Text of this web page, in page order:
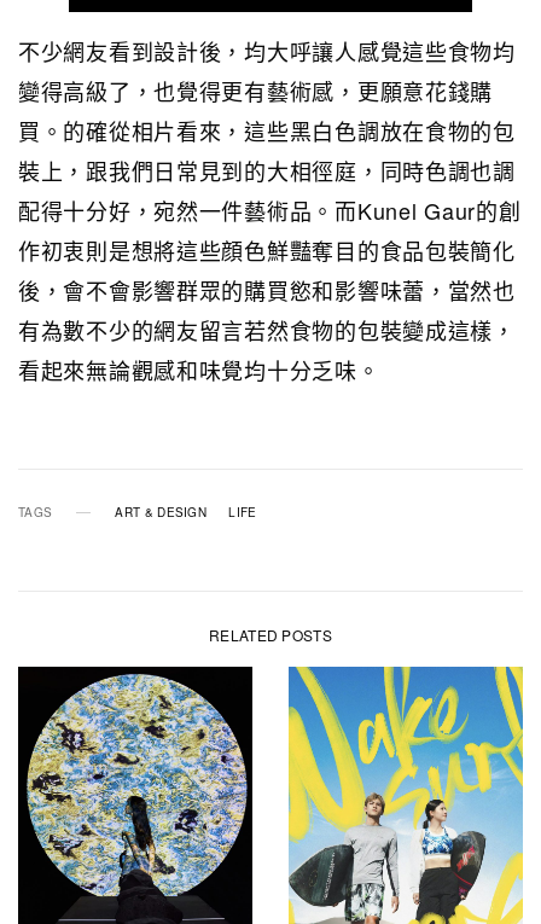
不少網友看到設計後，均大呼讓人感覺這些食物均
變得高級了，也覺得更有藝術感，更願意花錢購
買。的確從相片看來，這些黑白色調放在食物的包
裝上，跟我們日常見到的大相徑庭，同時色調也調
配得十分好，宛然一件藝術品。而Kunel Gaur的創
作初衷則是想將這些顔色鮮豔奪目的食品包裝簡化
後，會不會影響群眾的購買慾和影響味蕾，當然也
有為數不少的網友留言若然食物的包裝變成這樣，
看起來無論觀感和味覺均十分乏味。
TAGS ART & DESIGN LIFE
RELATED POSTS